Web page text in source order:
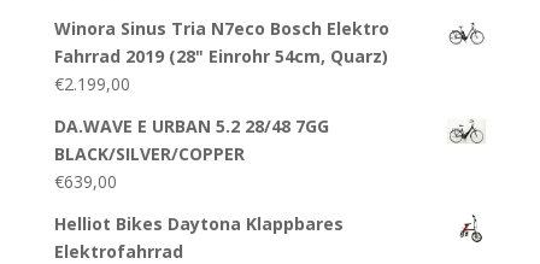
Winora Sinus Tria N7eco Bosch Elektro
Fahrrad 2019 (28" Einrohr 54cm, Quarz)
€2.199,00
DA.WAVE E URBAN 5.2 28/48 7GG
BLACK/SILVER/COPPER
€639,00
Helliot Bikes Daytona Klappbares
Elektrofahrrad